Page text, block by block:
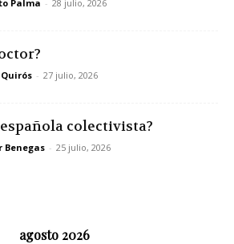
Palma - 28 julio, 2026
Quirós - 27 julio, 2026
colectivista?
Benegas - 25 julio, 2026
agosto 2026